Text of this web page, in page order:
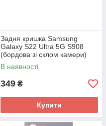
Задня кришка Samsung
Galaxy S22 Ultra 5G S908
(бордова зі склом камери)
В наявності
349 ₴
Купити